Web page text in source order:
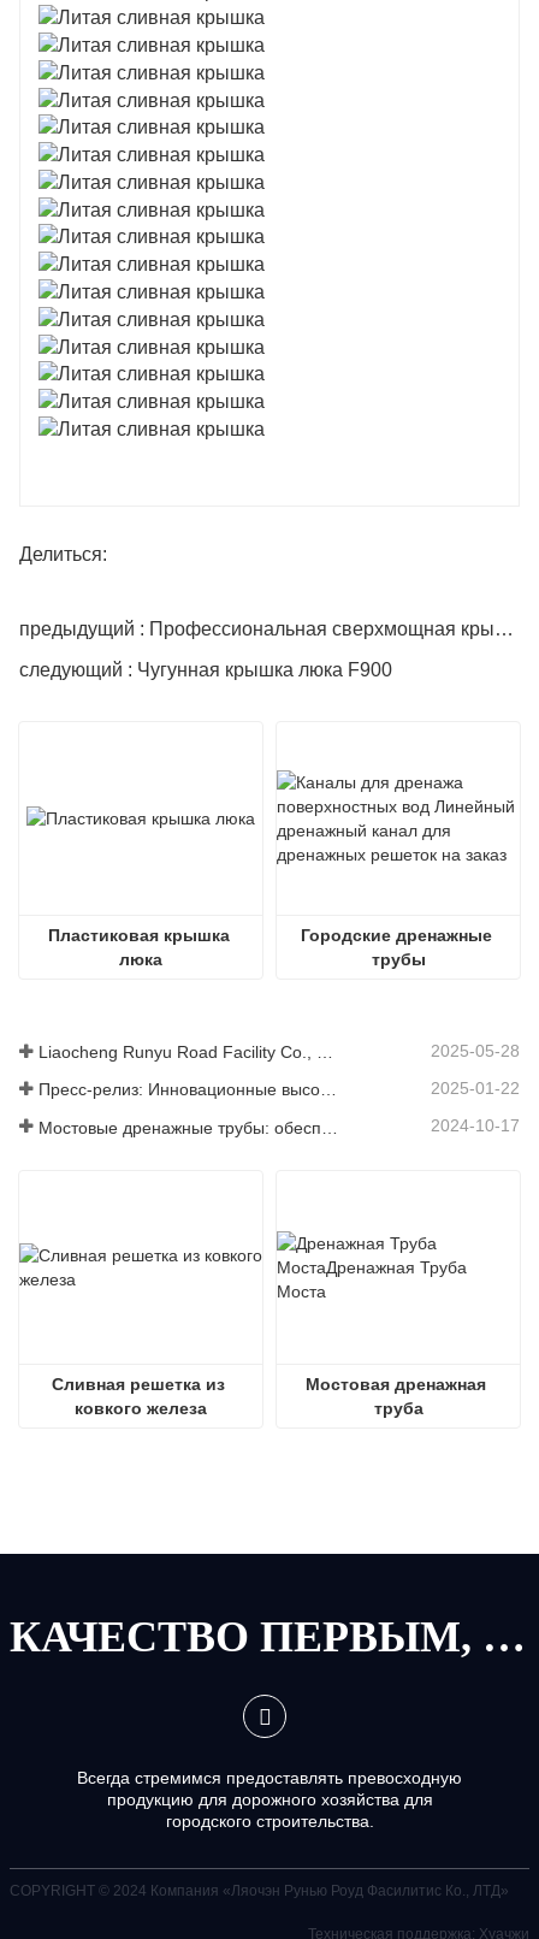
Делиться:
предыдущий : Профессиональная сверхмощная крышка люка из ковкого чугуна
следующий : Чугунная крышка люка F900
Пластиковая крышка
люка
Городские дренажные
трубы
2025-05-28
Пресс-релиз: Инновационные высокопрочные водосточные решетки – повышение безопасности и эффективности городской инфраструктуры 2025-01-22
2024-10-17
Сливная решетка из
ковкого железа
Мостовая дренажная
труба
КАЧЕСТВО ПЕРВЫМ, СЕРВИС ПЕРВЫМ
Всегда стремимся предоставлять превосходную
продукцию для дорожного хозяйства для
городского строительства.
COPYRIGHT © 2024 Компания «Ляочэн Рунью Роуд Фасилитис Ко., ЛТД»
Техническая поддержка: Хуачжи